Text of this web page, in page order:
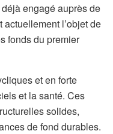
engagé auprès de
l’objet de
fonds du premier
et en forte
et la santé. Ces
solides,
de fond durables.